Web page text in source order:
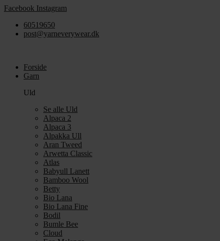
Videre
indhold
Facebook Instagram
60519650
post@yarneverywear.dk
Forside
Garn
Uld
Se alle Uld
Alpaca 2
Alpaca 3
Alpakka Ull
Aran Tweed
Arwetta Classic
Atlas
Babyull Lanett
Bamboo Wool
Betty
Bio Lana
Bio Lana Fine
Bodil
Bumle Bee
Cloud